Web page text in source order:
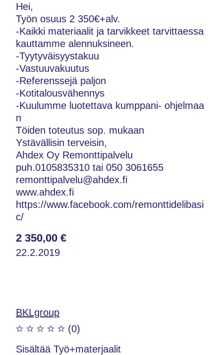
Hei,
Työn osuus 2 350€+alv.
-Kaikki materiaalit ja tarvikkeet tarvittaessa
kauttamme alennuksineen.
-Tyytyväisyystakuu
-Vastuuvakuutus
-Referenssejä paljon
-Kotitalousvähennys
-Kuulumme luotettava kumppani- ohjelmaa
n
Töiden toteutus sop. mukaan
Ystävällisin terveisin,
Ahdex Oy Remonttipalvelu
puh.0105835310 tai 050 3061655
remonttipalvelu@ahdex.fi
www.ahdex.fi
https://www.facebook.com/remonttidelibasi
c/
2 350,00 €
22.2.2019
BKLgroup
(0)
Sisältää Työ+materjaalit